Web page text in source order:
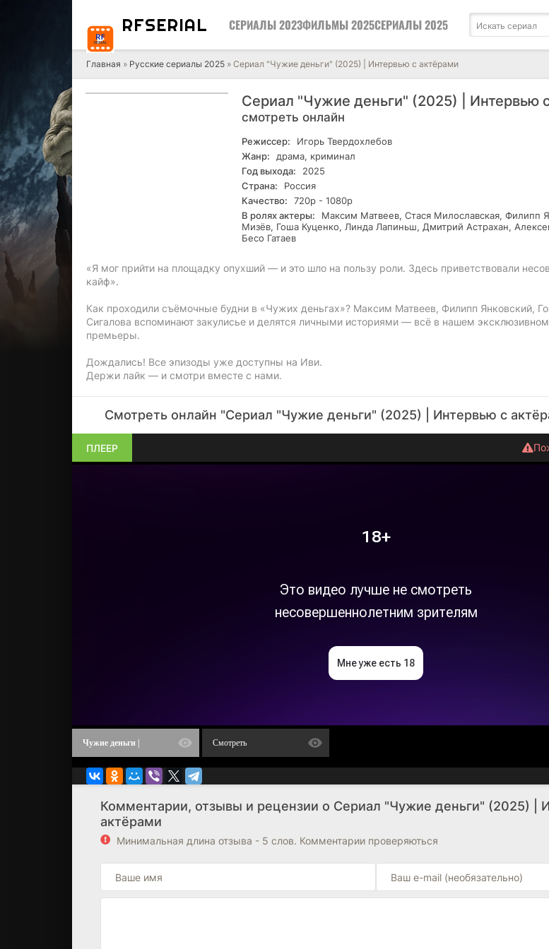
RFSERIAL СЕРИАЛЫ 2023ФИЛЬМЫ 2025СЕРИАЛЫ 2025
Главная » Русские сериалы 2025 » Сериал "Чужие деньги" (2025) | Интервью с актёрами
Сериал "Чужие деньги" (2025) | Интервью
смотреть онлайн
Режиссер:
Игорь Твердохлебов
Жанр:
драма, криминал
Год выхода:
2025
Страна:
Россия
Качество:
720р - 1080р
В ролях актеры:
Максим Матвеев, Стася Милославская, Филипп
Мизёв, Гоша Куценко, Линда Лапиньш, Дмитрий Астрахан,
Бесо Гатаев
«Я мог прийти на площадку опухший — и это шло на пользу роли. Здесь приветствовали
кайф».
Как проходили съёмочные будни в «Чужих деньгах»? Максим Матвеев, Филипп Янковский,
Сигалова вспоминают закулисье и делятся личными историями — всё в нашем
премьеры.
Дождались! Все эпизоды уже доступны на Иви.
Держи лайк — и смотри вместе с нами.
Смотреть онлайн "Сериал "Чужие деньги" (2025) | Интервью с
ПЛЕЕР
Чужие деньги |
Интервью с актёрами
Смотреть
Комментарии, отзывы и рецензии о Сериал "Чужие деньги" (2025) |
актёрами
Минимальная длина отзыва - 5 слов. Комментарии проверяються